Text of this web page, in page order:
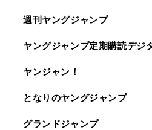
週刊ヤングジャンプ
ヤングジャンプ定期購読デジ
ヤンジャン！
となりのヤングジャンプ
グランドジャンプ